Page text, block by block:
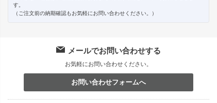
す。
（ご注文前の納期確認もお気軽にお問い合わせください。）
メールでお問い合わせする
お気軽にお問い合わせください。
お問い合わせフォームへ